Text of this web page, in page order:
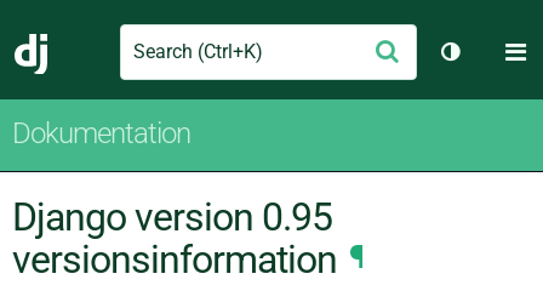
Django
Search Skicka
Växla
Dokumentation
Django version 0.95
versionsinformation ¶